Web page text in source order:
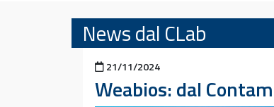
News dal CLab
Pubblicato il
21/11/2024
Weabios: dal